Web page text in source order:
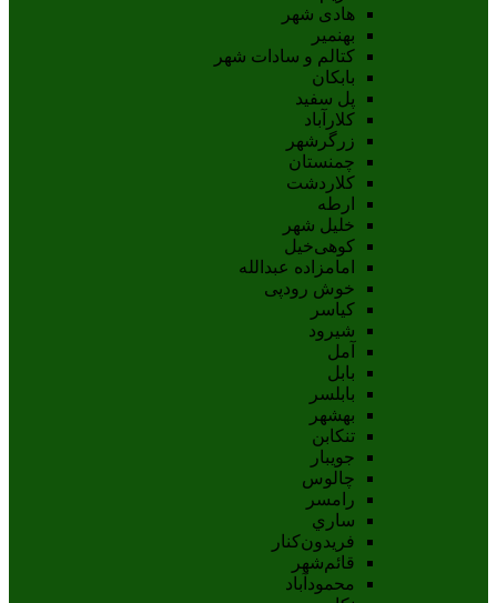
هادی شهر
بهنمیر
کتالم و سادات شهر
بابکان
پل سفید
کلارآباد
زرگرشهر
چمنستان
کلاردشت
ارطه
خلیل شهر
کوهی‌خیل
امامزاده عبدالله
خوش رودپی
کیاسر
شیرود
آمل
بابل
بابلسر
بهشهر
تنکابن
جويبار
چالوس
رامسر
ساري
فريدون‌کنار
قائم‌شهر
محمودآباد